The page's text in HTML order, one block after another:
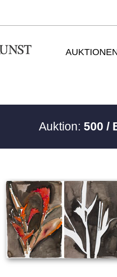
Auktion: 500 /